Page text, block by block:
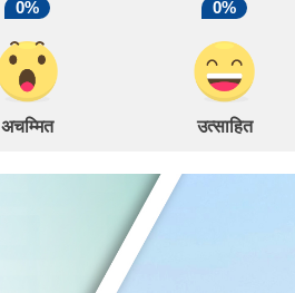
0%
अचम्मित
0%
उत्साहित